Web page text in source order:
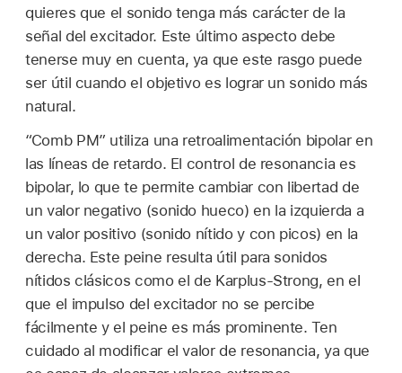
quieres que el sonido tenga más carácter de la
señal del excitador. Este último aspecto debe
tenerse muy en cuenta, ya que este rasgo puede
ser útil cuando el objetivo es lograr un sonido más
natural.
“Comb PM” utiliza una retroalimentación bipolar en
las líneas de retardo. El control de resonancia es
bipolar, lo que te permite cambiar con libertad de
un valor negativo (sonido hueco) en la izquierda a
un valor positivo (sonido nítido y con picos) en la
derecha. Este peine resulta útil para sonidos
nítidos clásicos como el de Karplus-Strong, en el
que el impulso del excitador no se percibe
fácilmente y el peine es más prominente. Ten
cuidado al modificar el valor de resonancia, ya que